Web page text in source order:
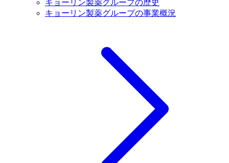
キョーリン製薬グループの歴史
キョーリン製薬グループの事業概況